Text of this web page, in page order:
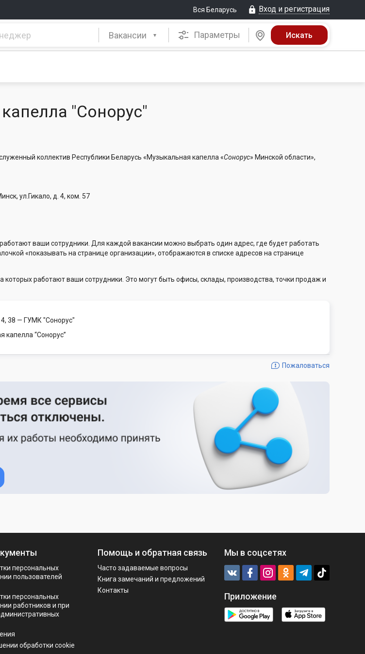
Вся Беларусь Вход и регистрация
Вакансии Параметры
"Сонорус"
коллектив Республики Беларусь «Музыкальная капелла «Сонорус» Минской области»,
ул.Гикало, д. 4, ком. 57
ваши сотрудники. Для каждой вакансии можно выбрать один адрес, где будет работать
«показывать на странице организации», отображаются в списке адресов на странице
которых работают ваши сотрудники. Это могут быть офисы, склады, производства, точки продаж и
38 — ГУМК "Сонорус"
капелла “Сонорус”
Пожаловаться
персональных
пользователей
персональных
работников и при
обработки cookie
Помощь и обратная связь
Часто задаваемые вопросы
Книга замечаний и предложений
Контакты
Мы в соцсетях
Приложение